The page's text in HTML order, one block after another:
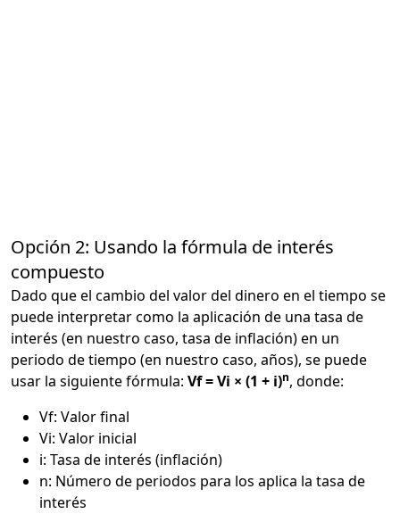
Opción 2: Usando la fórmula de interés
compuesto
Dado que el cambio del valor del dinero en el tiempo se
puede interpretar como la aplicación de una tasa de
interés (en nuestro caso, tasa de inflación) en un
periodo de tiempo (en nuestro caso, años), se puede
usar la siguiente fórmula: Vf = Vi × (1 + i)n, donde:
Vf: Valor final
Vi: Valor inicial
i: Tasa de interés (inflación)
n: Número de periodos para los aplica la tasa de
interés